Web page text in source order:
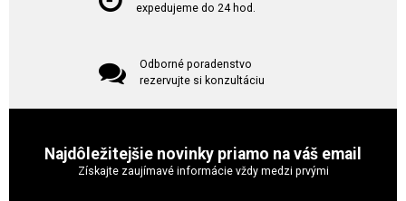
expedujeme do 24 hod.
Odborné poradenstvo
rezervujte si konzultáciu
Najdôležitejšie novinky priamo na váš email
Získajte zaujímavé informácie vždy medzi prvými